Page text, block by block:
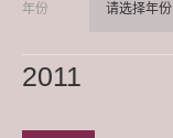
年份 请选择年份
2011